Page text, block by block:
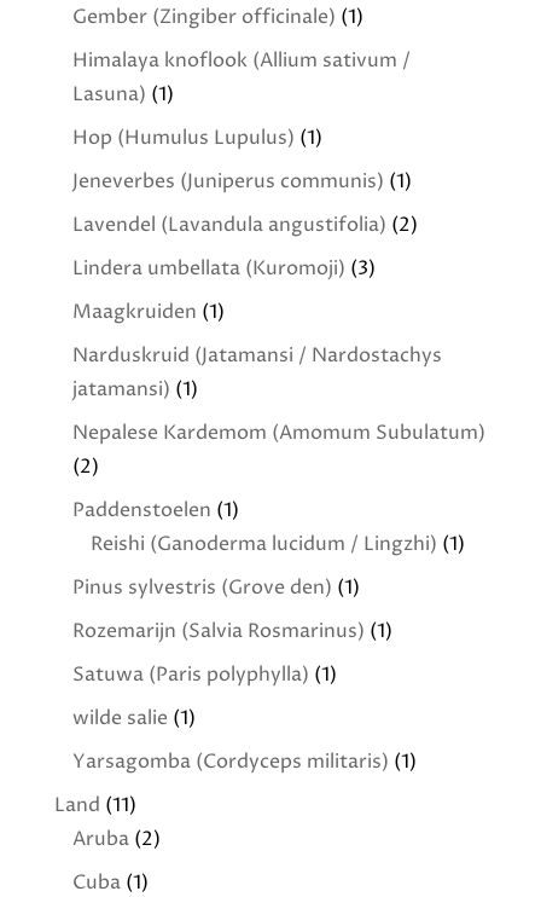
Gember (Zingiber officinale) (1)
Himalaya knoflook (Allium sativum /
Lasuna) (1)
Hop (Humulus Lupulus) (1)
Jeneverbes (Juniperus communis) (1)
Lavendel (Lavandula angustifolia) (2)
Lindera umbellata (Kuromoji) (3)
Maagkruiden (1)
Narduskruid (Jatamansi / Nardostachys
jatamansi) (1)
Nepalese Kardemom (Amomum Subulatum)
(2)
Paddenstoelen (1)
Reishi (Ganoderma lucidum / Lingzhi) (1)
Pinus sylvestris (Grove den) (1)
Rozemarijn (Salvia Rosmarinus) (1)
Satuwa (Paris polyphylla) (1)
wilde salie (1)
Yarsagomba (Cordyceps militaris) (1)
Land (11)
Aruba(2)
Cuba(1)